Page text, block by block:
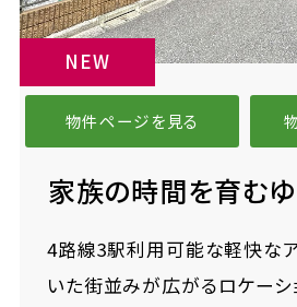
NEW
物件ページを見る
家族の時間を育む
4路線3駅利用可能な軽快なア
いた街並みが広がるロケーシ